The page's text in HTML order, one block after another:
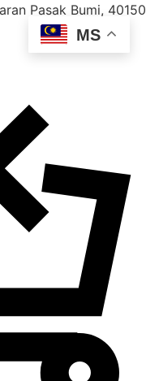
Pasak Bumi, 40150
MS